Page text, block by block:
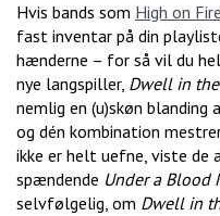
Hvis bands som High on Fire
fast inventar på din
hænderne – for så vil du
nye langspiller, Dwell in
nemlig en (u)skøn
og dén kombination
ikke er helt uefne, viste de
spændende Under a Blood
selvfølgelig, om Dwell in